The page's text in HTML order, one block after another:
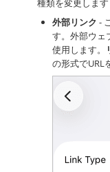
種類を変更します
外部リンク -
す。外部ウェ
使用します。
の形式でURL